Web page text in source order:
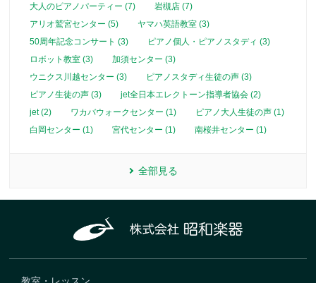
大人のピアノパーティー (7)
岩槻店 (7)
アリオ鷲宮センター (5)
ヤマハ英語教室 (3)
50周年記念コンサート (3)
ピアノ個人・ピアノスタディ (3)
ロボット教室 (3)
加須センター (3)
ウニクス川越センター (3)
ピアノスタディ生徒の声 (3)
ピアノ生徒の声 (3)
jet全日本エレクトーン指導者協会 (2)
jet (2)
ワカバウォークセンター (1)
ピアノ大人生徒の声 (1)
白岡センター (1)
宮代センター (1) 南桜井センター (1)
全部見る